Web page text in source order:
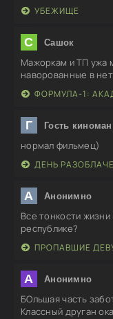
УБЕЖИЩЕ
С Сашок
Мажоркам и ТП ужа
наворованные в
ФОРМУЛА-1:
Г Гость киноман
нормал фильмец)
ДЕНЬ
А Анонимно
Все тонкости
республике?
ПРОПАВШИЕ
А Анонимно
БОльшая часть
Классный друган